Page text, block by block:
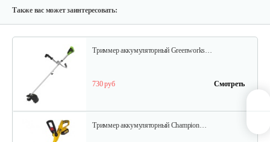
Также вас может заинтересовать:
295 руб
Триммер аккумуляторный Greenworks…
730 руб Смотреть
Триммер аккумуляторный Champion…